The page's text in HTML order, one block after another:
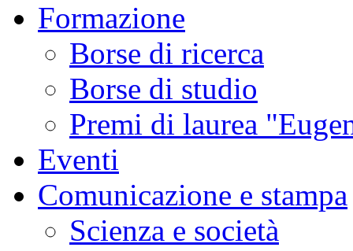
Formazione
Borse di ricerca
Borse di studio
Premi di laurea
Eventi
Comunicazione e stampa
Scienza e società